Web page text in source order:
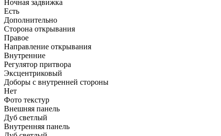
Ночная задвижка
Есть
Дополнительно
Сторона открывания
Правое
Направление открывания
Внутренние
Регулятор притвора
Эксцентриковый
Доборы с внутренней стороны
Нет
Фото текстур
Внешняя панель
Дуб светлый
Внутренняя панель